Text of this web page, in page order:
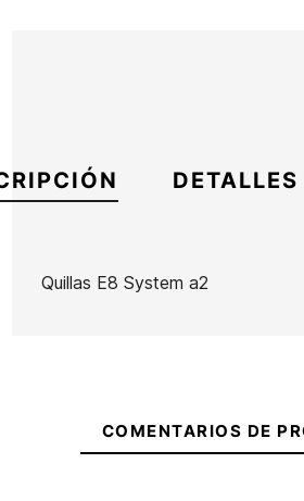
DETALLES
Quillas E8 System a2
COMENTARIOS DE